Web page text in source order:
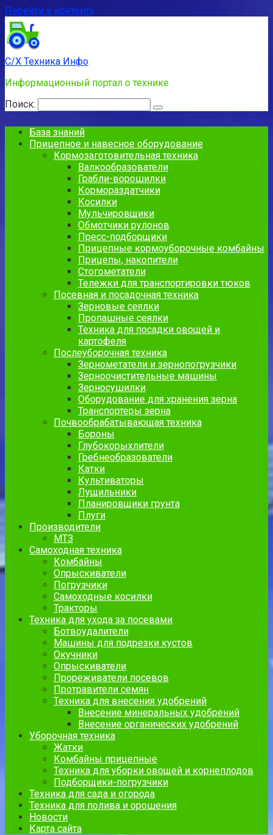
Перейти к контенту
С/Х Техника Инфо
Информационный портал о технике
Поиск:
База знаний
Прицепное и навесное оборудование
Кормозаготовительная техника
Валкообразователи
Грабли-ворошилки
Кормораздатчики
Косилки
Мульчировщики
Обмотчики рулонов
Пресс-подборщики
Прицепные кормоуборочные комбайны
Прицепы, накопители
Стогометатели
Тележки для транспортировки тюков
Посевная и посадочная техника
Зерновые сеялки
Пропашные сеялки
Техника для посадки овощей и
картофеля
Послеуборочная техника
Зернометатели и зернопогрузчики
Зерноочистительные машины
Зерносушилки
Оборудование для хранения зерна
Транспортеры зерна
Почвообрабатывающая техника
Бороны
Глубокорыхлители
Гребнеобразователи
Катки
Культиваторы
Лущильники
Планировщики грунта
Плуги
Производители
МТЗ
Самоходная техника
Комбайны
Опрыскиватели
Погрузчики
Самоходные косилки
Тракторы
Техника для ухода за посевами
Ботвоудалители
Машины для подрезки кустов
Окучники
Опрыскиватели
Прореживатели посевов
Протравители семян
Техника для внесения удобрений
Внесение минеральных удобрений
Внесение органических удобрений
Уборочная техника
Жатки
Комбайны прицепные
Техника для уборки овощей и корнеплодов
Подборщики-погрузчики
Техника для сада и огорода
Техника для полива и орошения
Новости
Карта сайта